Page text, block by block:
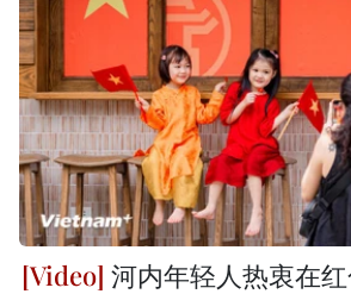
河内年轻人热衷在